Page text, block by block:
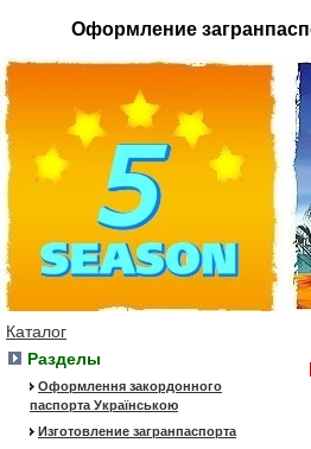
Оформление
Каталог
Разделы
Оформлення закордонного
паспорта Українською
Изготовление загранпаспорта